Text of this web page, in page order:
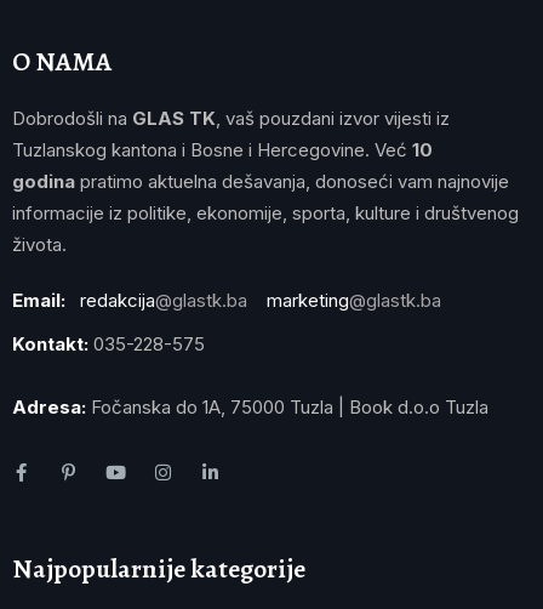
O NAMA
Dobrodošli na GLAS TK , vaš pouzdani izvor vijesti iz
Tuzlanskog kantona i Bosne i Hercegovine. Već 10
godina pratimo aktuelna dešavanja, donoseći vam najnovije
informacije iz politike, ekonomije, sporta, kulture i društvenog
života.
Email: redakcija@glastk.ba marketing@glastk.ba
Kontakt: 035-228-575
Adresa: Fočanska do 1A, 75000 Tuzla | Book d.o.o Tuzla
Najpopularnije kategorije